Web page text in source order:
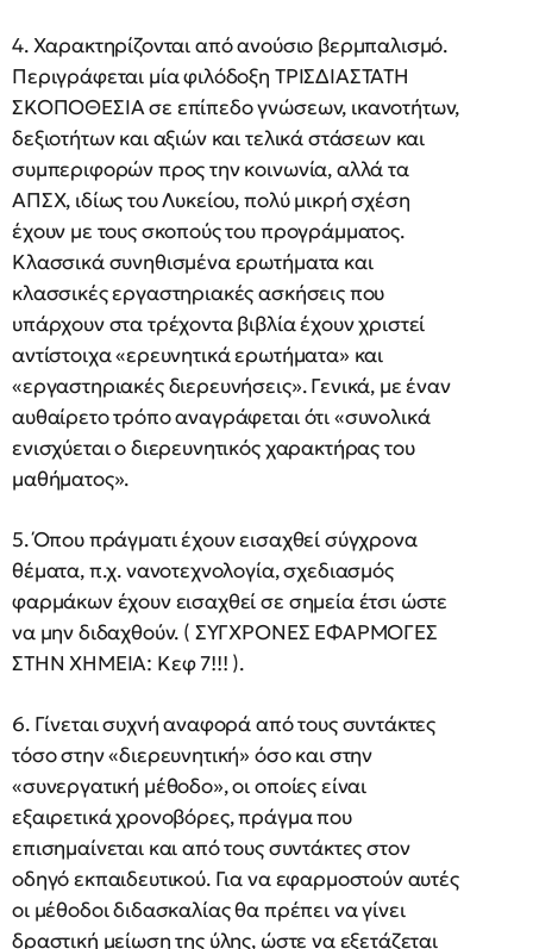
4. Χαρακτηρίζονται από ανούσιο βερμπαλισμό.
Περιγράφεται μία φιλόδοξη ΤΡΙΣΔΙΑΣΤΑΤΗ
ΣΚΟΠΟΘΕΣΙΑ σε επίπεδο γνώσεων, ικανοτήτων,
δεξιοτήτων και αξιών και τελικά στάσεων και
συμπεριφορών προς την κοινωνία, αλλά τα
ΑΠΣΧ, ιδίως του Λυκείου, πολύ μικρή σχέση
έχουν με τους σκοπούς του προγράμματος.
Κλασσικά συνηθισμένα ερωτήματα και
κλασσικές εργαστηριακές ασκήσεις που
υπάρχουν στα τρέχοντα βιβλία έχουν χριστεί
αντίστοιχα «ερευνητικά ερωτήματα» και
«εργαστηριακές διερευνήσεις». Γενικά, με έναν
αυθαίρετο τρόπο αναγράφεται ότι «συνολικά
ενισχύεται ο διερευνητικός χαρακτήρας του
μαθήματος».
5. Όπου πράγματι έχουν εισαχθεί σύγχρονα
θέματα, π.χ. νανοτεχνολογία, σχεδιασμός
φαρμάκων έχουν εισαχθεί σε σημεία έτσι ώστε
να μην διδαχθούν. ( ΣΥΓΧΡΟΝΕΣ ΕΦΑΡΜΟΓΕΣ
ΣΤΗΝ ΧΗΜΕΙΑ: Κεφ 7!!! ).
6. Γίνεται συχνή αναφορά από τους συντάκτες
τόσο στην «διερευνητική» όσο και στην
«συνεργατική μέθοδο», οι οποίες είναι
εξαιρετικά χρονοβόρες, πράγμα που
επισημαίνεται και από τους συντάκτες στον
οδηγό εκπαιδευτικού. Για να εφαρμοστούν αυτές
οι μέθοδοι διδασκαλίας θα πρέπει να γίνει
δραστική μείωση της ύλης, ώστε να εξετάζεται